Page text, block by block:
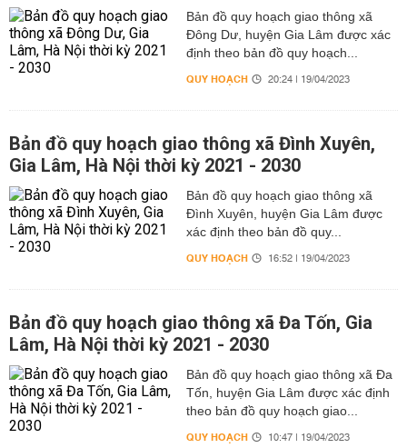
Bản đồ quy hoạch giao thông xã
Đông Dư, huyện Gia Lâm được xác
định theo bản đồ quy hoạch...
QUY HOẠCH 20:24 | 19/04/2023
Bản đồ quy hoạch giao thông xã Đình Xuyên,
Gia Lâm, Hà Nội thời kỳ 2021 - 2030
Bản đồ quy hoạch giao thông xã
Đình Xuyên, huyện Gia Lâm được
xác định theo bản đồ quy...
QUY HOẠCH 16:52 | 19/04/2023
Bản đồ quy hoạch giao thông xã Đa Tốn, Gia
Lâm, Hà Nội thời kỳ 2021 - 2030
Bản đồ quy hoạch giao thông xã Đa
Tốn, huyện Gia Lâm được xác định
theo bản đồ quy hoạch giao...
QUY HOẠCH 10:47 | 19/04/2023